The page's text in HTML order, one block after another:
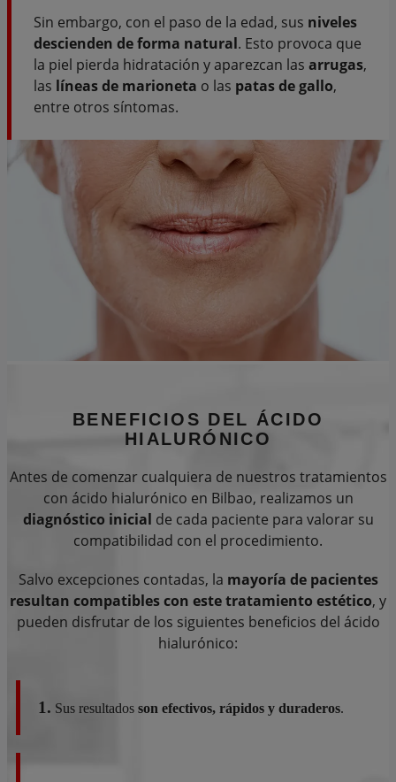
Sin embargo, con el paso de la edad, sus niveles
descienden de forma natural. Esto provoca que
la piel pierda hidratación y aparezcan las arrugas,
las líneas de marioneta o las patas de gallo,
entre otros síntomas.
BENEFICIOS DEL ÁCIDO
HIALURÓNICO
Antes de comenzar cualquiera de nuestros tratamientos
con ácido hialurónico en Bilbao, realizamos un
diagnóstico inicial de cada paciente para valorar su
compatibilidad con el procedimiento.
Salvo excepciones contadas, la mayoría de pacientes
resultan compatibles con este tratamiento estético, y
pueden disfrutar de los siguientes beneficios del ácido
hialurónico:
1. Sus resultados son efectivos, rápidos y duraderos.